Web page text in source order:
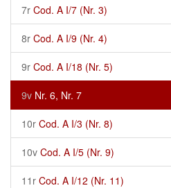
7r Cod. A I/7 (Nr. 3)
8r Cod. A I/9 (Nr. 4)
9r Cod. A I/18 (Nr. 5)
9v Nr. 6, Nr. 7
10r Cod. A I/3 (Nr. 8)
10v Cod. A I/5 (Nr. 9)
11r Cod. A I/12 (Nr. 11)